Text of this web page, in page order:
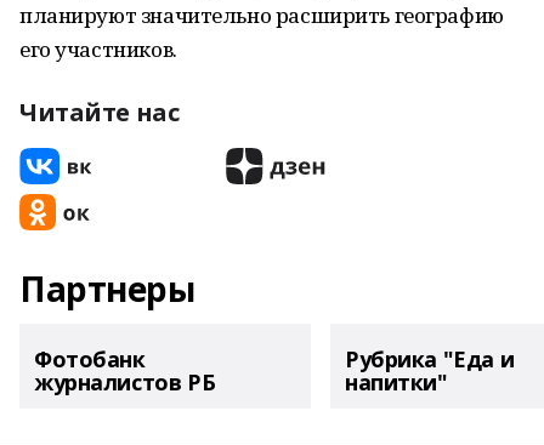
планируют значительно расширить географию
его участников.
Читайте нас
Партнеры
Фотобанк
журналистов РБ
Рубрика "Еда и
напитки"